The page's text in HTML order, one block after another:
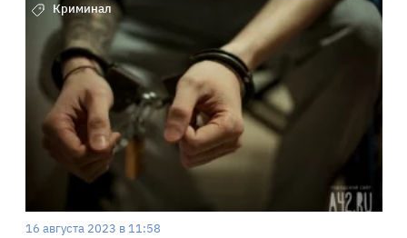
Криминал
16 августа 2023 в 11:58